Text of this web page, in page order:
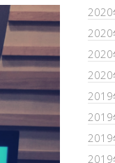
2020
2020
2020
2020
2019
2019
2019
2019